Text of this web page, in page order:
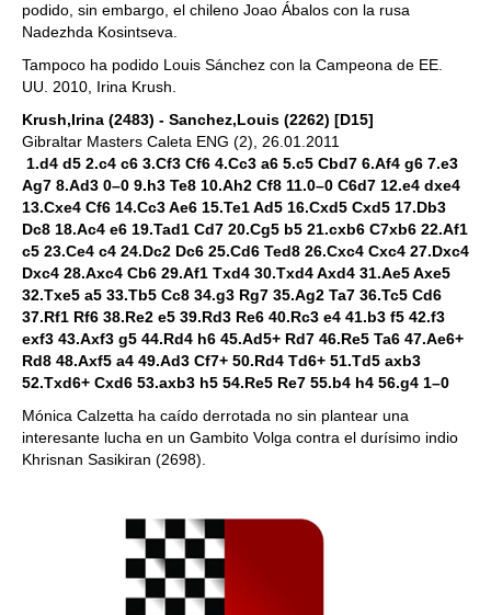
podido, sin embargo, el chileno Joao Ábalos con la rusa
Nadezhda Kosintseva.
Tampoco ha podido Louis Sánchez con la Campeona de EE.
UU. 2010, Irina Krush.
Krush,Irina (2483) - Sanchez,Louis (2262) [D15]
Gibraltar Masters Caleta ENG (2), 26.01.2011
1.d4 d5 2.c4 c6 3.Cf3 Cf6 4.Cc3 a6 5.c5 Cbd7 6.Af4 g6 7.e3
Ag7 8.Ad3 0–0 9.h3 Te8 10.Ah2 Cf8 11.0–0 C6d7 12.e4 dxe4
13.Cxe4 Cf6 14.Cc3 Ae6 15.Te1 Ad5 16.Cxd5 Cxd5 17.Db3
Dc8 18.Ac4 e6 19.Tad1 Cd7 20.Cg5 b5 21.cxb6 C7xb6 22.Af1
c5 23.Ce4 c4 24.Dc2 Dc6 25.Cd6 Ted8 26.Cxc4 Cxc4 27.Dxc4
Dxc4 28.Axc4 Cb6 29.Af1 Txd4 30.Txd4 Axd4 31.Ae5 Axe5
32.Txe5 a5 33.Tb5 Cc8 34.g3 Rg7 35.Ag2 Ta7 36.Tc5 Cd6
37.Rf1 Rf6 38.Re2 e5 39.Rd3 Re6 40.Rc3 e4 41.b3 f5 42.f3
exf3 43.Axf3 g5 44.Rd4 h6 45.Ad5+ Rd7 46.Re5 Ta6 47.Ae6+
Rd8 48.Axf5 a4 49.Ad3 Cf7+ 50.Rd4 Td6+ 51.Td5 axb3
52.Txd6+ Cxd6 53.axb3 h5 54.Re5 Re7 55.b4 h4 56.g4 1–0
Mónica Calzetta ha caído derrotada no sin plantear una
interesante lucha en un Gambito Volga contra el durísimo indio
Khrisnan Sasikiran (2698).